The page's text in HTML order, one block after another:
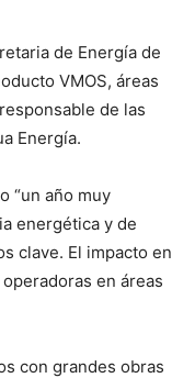
de Energía de
VMOS, áreas
de las
Energía.
“un año muy
energética y de
clave. El impacto en
en áreas
con grandes obras